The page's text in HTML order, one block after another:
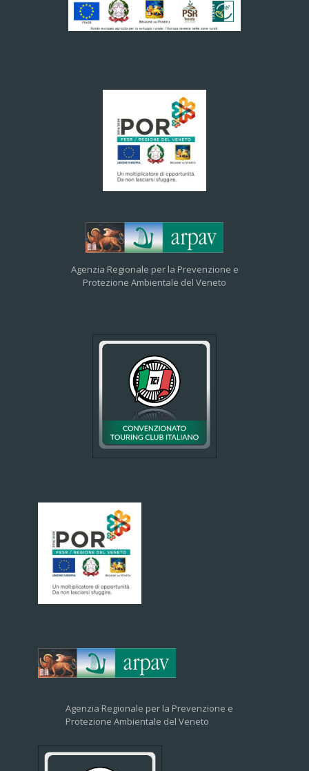
Agenzia Regionale per la Prevenzione e
Protezione Ambientale del Veneto
Agenzia Regionale per la Prevenzione e
Protezione Ambientale del Veneto